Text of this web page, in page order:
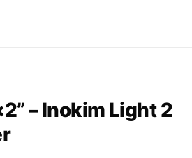
– Inokim Light 2